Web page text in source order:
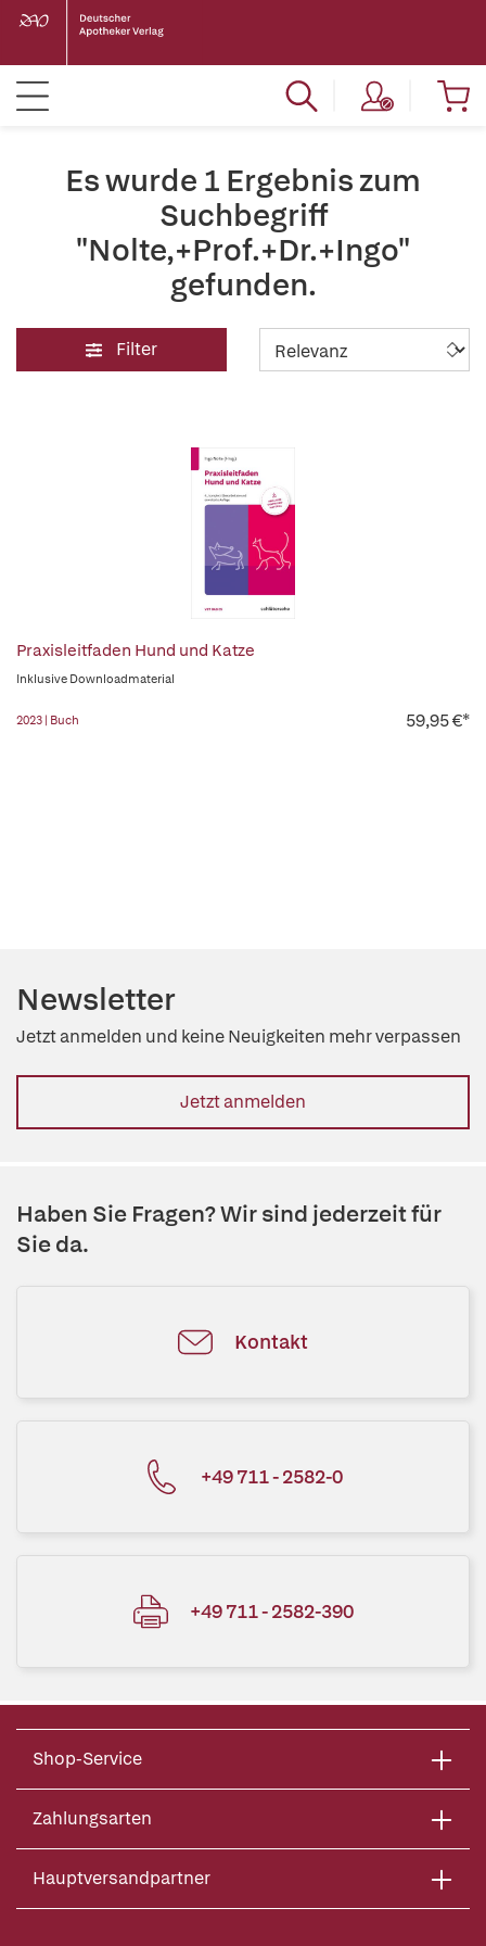
Es wurde 1 Ergebnis zum
Suchbegriff
"Nolte,+Prof.+Dr.+Ingo"
gefunden.
Filter
Praxisleitfaden Hund und Katze
Inklusive Downloadmaterial
2023 | Buch 59,95 €*
Newsletter
Jetzt anmelden und keine Neuigkeiten mehr verpassen
Jetzt anmelden
Haben Sie Fragen? Wir sind jederzeit für
Sie da.
Kontakt
+49 711 - 2582-0
+49 711 - 2582-390
Shop-Service
Zahlungsarten
Hauptversandpartner